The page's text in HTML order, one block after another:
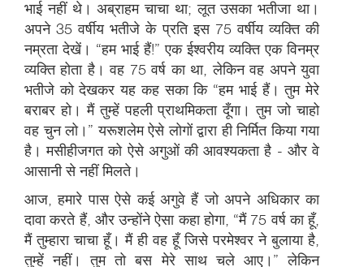
भाई नहीं थे। अब्राहम चाचा था; लूत उसका भतीजा था।
अपने 35 वर्षीय भतीजे के प्रति इस 75 वर्षीय व्यक्ति की
नम्रता देखें। “हम भाई हैं!” एक ईश्वरीय व्यक्ति एक विनम्र
व्यक्ति होता है। वह 75 वर्ष का था, लेकिन वह अपने युवा
भतीजे को देखकर यह कह सका कि “हम भाई हैं। तुम मेरे
बराबर हो। मैं तुम्हें पहली प्राथमिकता दूँगा। तुम जो चाहो
वह चुन लो।” यरूशलेम ऐसे लोगों द्वारा ही निर्मित किया गया
है। मसीहीजगत को ऐसे अगुओं की आवश्यकता है - और वे
आसानी से नहीं मिलते।
आज, हमारे पास ऐसे कई अगुवे हैं जो अपने अधिकार का
दावा करते हैं, और उन्होंने ऐसा कहा होगा, “मैं 75 वर्ष का हूँ,
मैं तुम्हारा चाचा हूँ। मैं ही वह हूँ जिसे परमेश्वर ने बुलाया है,
तुम्हें नहीं। तुम तो बस मेरे साथ चले आए।” लेकिन